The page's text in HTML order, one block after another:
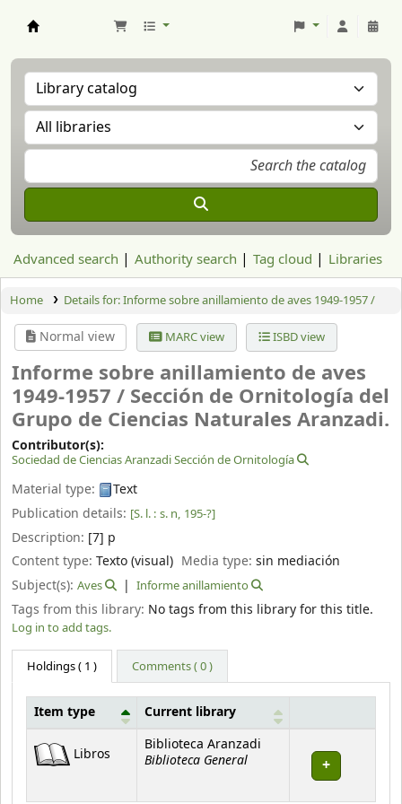
Advanced search Authority search Tag cloud Libraries
Home Details for:Informe sobre anillamiento de aves 1949-1957 /
Normal view MARC view ISBD view
Informe sobre anillamiento de aves
1949-1957 / Sección de Ornitología del
Grupo de Ciencias Naturales Aranzadi.
Contributor(s):
Sociedad de Ciencias Aranzadi Sección de Ornitología
Material type:
Text
Publication details: [S. l. : s. n, 195-?]
Description: [7] p
Content type: Texto (visual) Media type:sin mediación
Subject(s): Aves Informe anillamiento
Tags from this library: No tags from this library for this title.
Log in to add tags.
Holdings( 1 ) Comments ( 0 )
Item type Current library
Libros
Biblioteca Aranzadi
Biblioteca General